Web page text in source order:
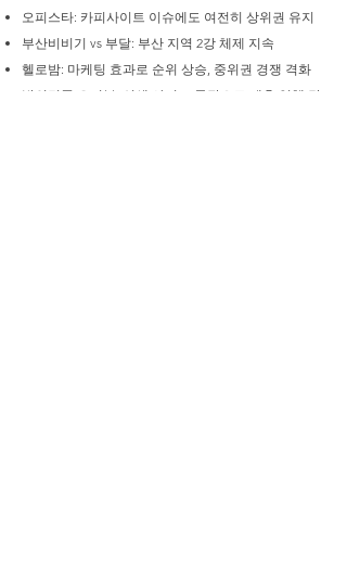
오피스타: 카피사이트 이슈에도 여전히 상위권 유지
부산비비기 vs 부달: 부산 지역 2강 체제 지속
헬로밤: 마케팅 효과로 순위 상승, 중위권 경쟁 격화
밤의민족·오피뷰: 신생 사이트 등장으로 제휴 업체 감